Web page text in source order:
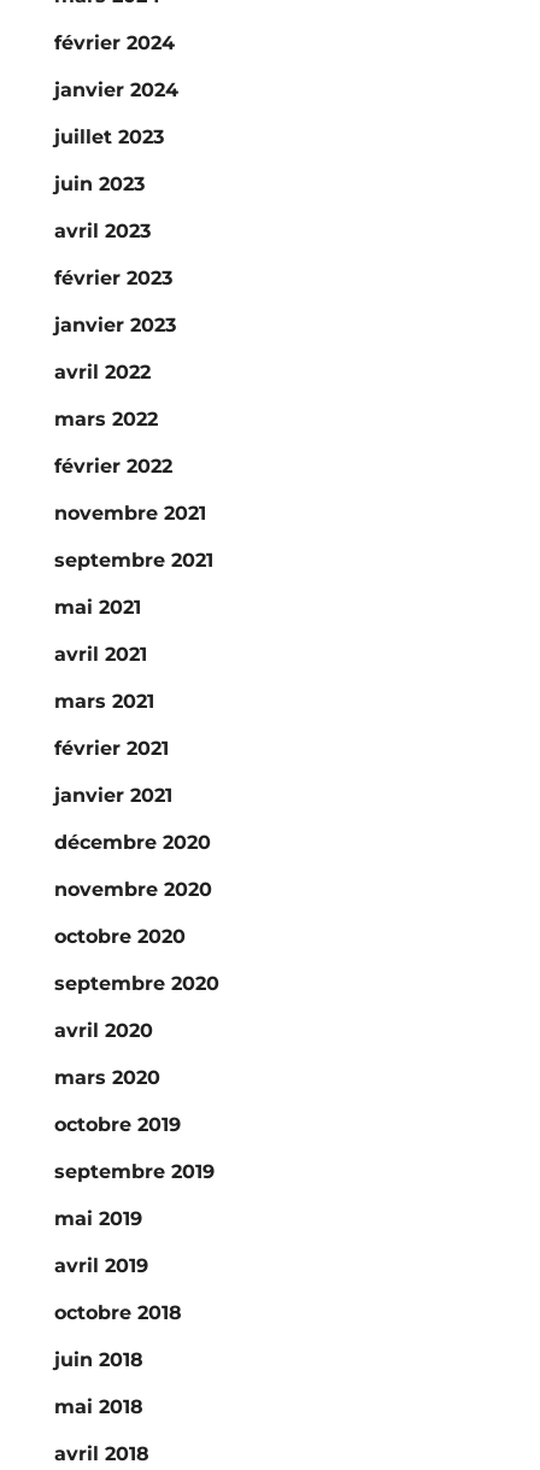
février 2024
janvier 2024
juillet 2023
juin 2023
avril 2023
février 2023
janvier 2023
avril 2022
mars 2022
février 2022
novembre 2021
septembre 2021
mai 2021
avril 2021
mars 2021
février 2021
janvier 2021
décembre 2020
novembre 2020
octobre 2020
septembre 2020
avril 2020
mars 2020
octobre 2019
septembre 2019
mai 2019
avril 2019
octobre 2018
juin 2018
mai 2018
avril 2018